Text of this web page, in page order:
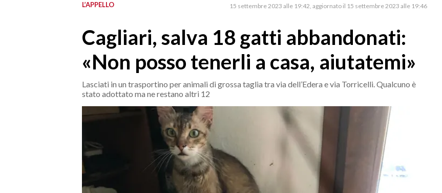
PROVINCIA DI CAGLIARI
L’APPELLO 15 settembre 2023 alle 19:42 aggiornato il 15 settembre 2023 alle 19:46
Cagliari, salva 18 gatti abbandonati:
«Non posso tenerli a casa, aiutatemi»
Lasciati in un trasportino per animali di grossa taglia tra via dell’Edera e via Torricelli. Qualcuno è
stato adottato ma ne restano altri 12